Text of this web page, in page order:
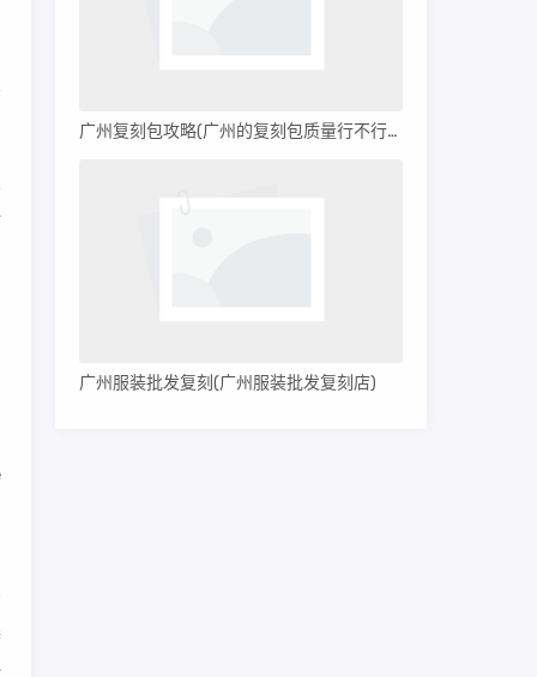
广州复刻包攻略(广州的复刻包质量行不行呀)
广州服装批发复刻(广州服装批发复刻店)